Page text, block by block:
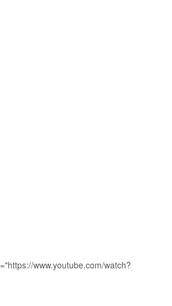
www.youtube.com/watch?